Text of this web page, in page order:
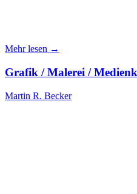
Mehr lesen →
Grafik / Malerei /
Martin R. Becker